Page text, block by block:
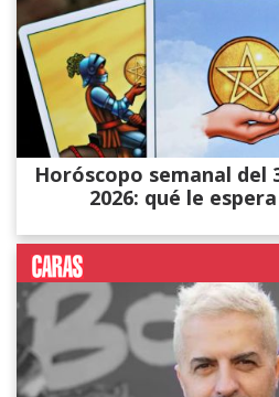
Horóscopo semanal del
2026: qué le